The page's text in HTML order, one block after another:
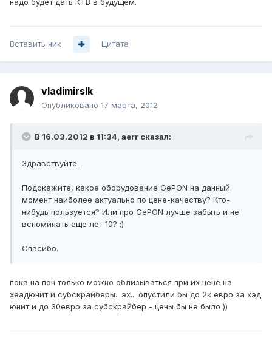
надо будет дать КТВ в будущем.
Вставить ник Цитата
vladimirslk
Опубликовано 17 марта, 2012
В 16.03.2012 в 11:34, aerr сказал:
Здравствуйте.
Подскажите, какое оборудование GePON на данный
момент наиболее актуально по цене-качеству? Кто-
нибудь пользуется? Или про GePON лучше забыть и не
вспоминать еще лет 10? :)
Спасибо.
пока на пон только можно облизываться при их цене на
хеадюнит и субскрайберы.. эх... опустили бы до 2к евро за хэд
юнит и до 30евро за субскрайбер - цены бы не было ))